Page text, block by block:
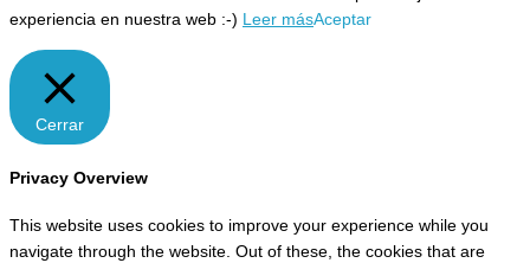
experiencia en nuestra web :-) Leer másAceptar
Cerrar
Privacy Overview
This website uses cookies to improve your experience while you
navigate through the website. Out of these, the cookies that are